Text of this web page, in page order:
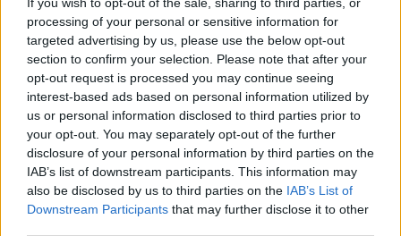
processing of your personal or sensitive information for
targeted advertising by us, please use the below opt-out
section to confirm your selection. Please note that after your
opt-out request is processed you may continue seeing
interest-based ads based on personal information utilized by
us or personal information disclosed to third parties prior to
your opt-out. You may separately opt-out of the further
disclosure of your personal information by third parties on the
IAB’s list of downstream participants. This information may
also be disclosed by us to third parties on the IAB’s List of
Downstream Participants that may further disclose it to other
Miranda Kerr: Η περίεργη διατροφή
που ακολουθεί το supermodel για να
διατηρείται πάντα αδύνατη: «Τρώω
ελάφι και βίσονα για ...